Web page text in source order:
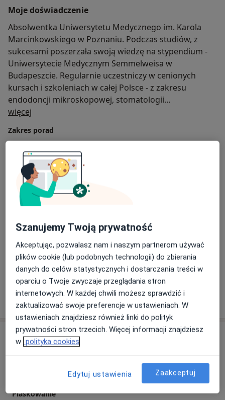
Moje doświadczenie
Absolwentka Uniwersytetu Medycznego im. Karola
Marcinkowskiego w Poznaniu. Podczas studiów, z
sukcesami poszerzała swoją wiedzę na stypendium -
Uniwersytecie Medycznym Semmelweisa w
Budapeszcie. Regularnie uczestniczy w cenionych
kursach i szkoleniach w całej Polsce - z zakresu
endodoncji mikroskopowej, stomatologii
zachowawczej oraz estetycznej i funkcjonalnej
w w/w dziedzinach, jak również przeprowadza
specjalistyczne konsultacje w sprawie kompleksowego
leczenia pacjenta.
Zapraszam do Stomatologii Sikorka
więcej
Zakres porad
Stomatologia dziecięca
Stomatologia ogólna
Stomatologia zachowawcza z endodoncją
Główne obszary pomocy
Ból zęba
Pacjenci których przyjmuję
Dorośli
Dzieci
Pokaż więcejo doświadczeniu
Usługi i ceny
Piaskowanie
Szanujemy Twoją prywatność
Akceptując, pozwalasz nam i naszym partnerom używać
plików cookie (lub podobnych technologii) do zbierania
danych do celów statystycznych i dostarczania treści w
oparciu o Twoje zwyczaje przeglądania stron
internetowych. W każdej chwili możesz sprawdzić i
zaktualizować swoje preferencje w ustawieniach. W
ustawieniach znajdziesz również linki do polityk
prywatności stron trzecich. Więcej informacji znajdziesz
w polityka cookies
Edytuj ustawienia Zaakceptuj